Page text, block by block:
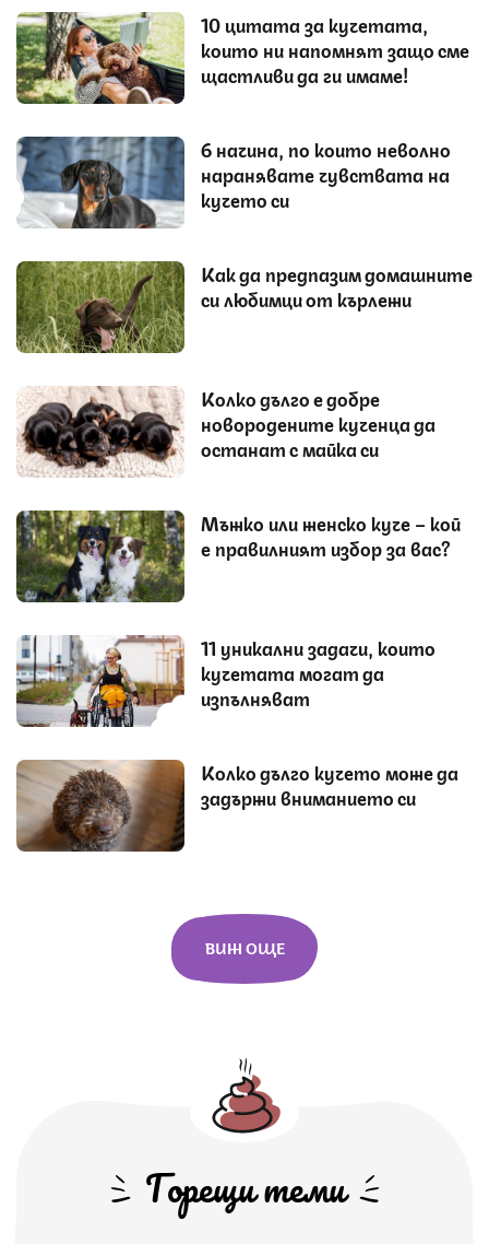
10 цитата за кучетата,
които ни напомнят защо сме
щастливи да ги имаме!
6 начина, по които неволно
наранявате чувствата на
кучето си
Как да предпазим домашните
си любимци от кърлежи
Колко дълго е добре
новородените кученца да
останат с майка си
Мъжко или женско куче – кой
е правилният избор за вас?
11 уникални задачи, които
кучетата могат да
изпълняват
Колко дълго кучето може да
задържи вниманието си
ВИЖ ОЩЕ
Горещи теми